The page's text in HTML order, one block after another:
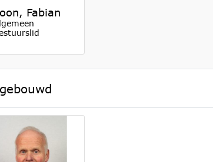
Fabian